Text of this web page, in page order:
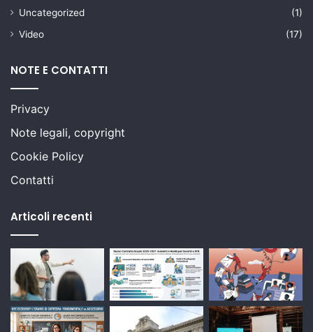
Uncategorized
(1)
Video
(17)
NOTE E CONTATTI
Privacy
Note legali, copyright
Cookie Policy
Contatti
Articoli recenti